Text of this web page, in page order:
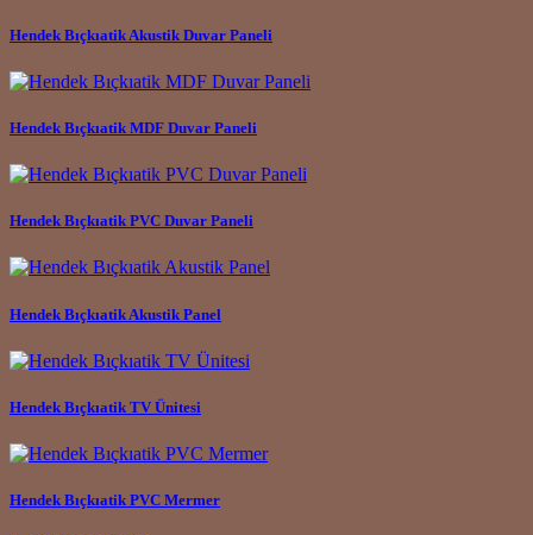
Hendek Bıçkıatik Akustik Duvar Paneli
Hendek Bıçkıatik MDF Duvar Paneli
Hendek Bıçkıatik PVC Duvar Paneli
Hendek Bıçkıatik Akustik Panel
Hendek Bıçkıatik TV Ünitesi
Hendek Bıçkıatik PVC Mermer